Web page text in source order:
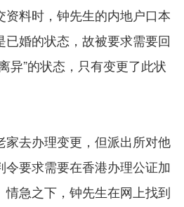
料时，钟先生的内地户口本
婚的状态，故被要求需要回
异”的状态，只有变更了此状
家去办理变更，但派出所对他
要求需要在香港办理公证加
急之下，钟先生在网上找到